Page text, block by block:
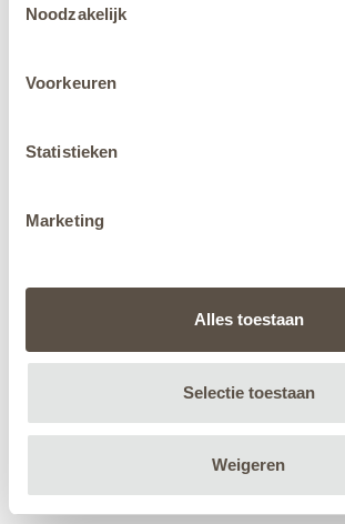
jehier.
Noodzakelijk
Voorkeuren
Statistieken
Marketing
Alles toestaan
Selectie toestaan
Weigeren